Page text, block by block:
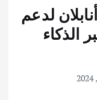
لدعم
الذكاء